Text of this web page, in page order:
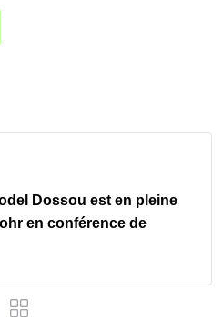
Dossou est en pleine
en conférence de